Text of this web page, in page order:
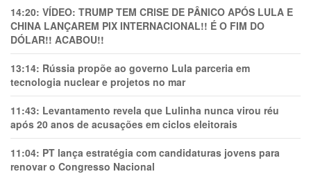
14:20: VÍDEO: TRUMP TEM CRlSE DE PÂNlCO APÓS LULA E
CHINA LANÇAREM PIX INTERNACIONAL!! É O FIM DO
DÓLAR!! ACABOU!!
13:14: Rússia propõe ao governo Lula parceria em
tecnologia nuclear e projetos no mar
11:43: Levantamento revela que Lulinha nunca virou réu
após 20 anos de acusações em ciclos eleitorais
11:04: PT lança estratégia com candidaturas jovens para
renovar o Congresso Nacional